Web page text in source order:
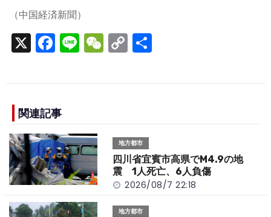
（中国経済新聞）
X F
e
b
o
o
k
Li W C
n
k
関連記事
地方都市
四川省宜賓市高県でM4.9の地
震 1人死亡、6人負傷
2026/08/7 22:18
地方都市